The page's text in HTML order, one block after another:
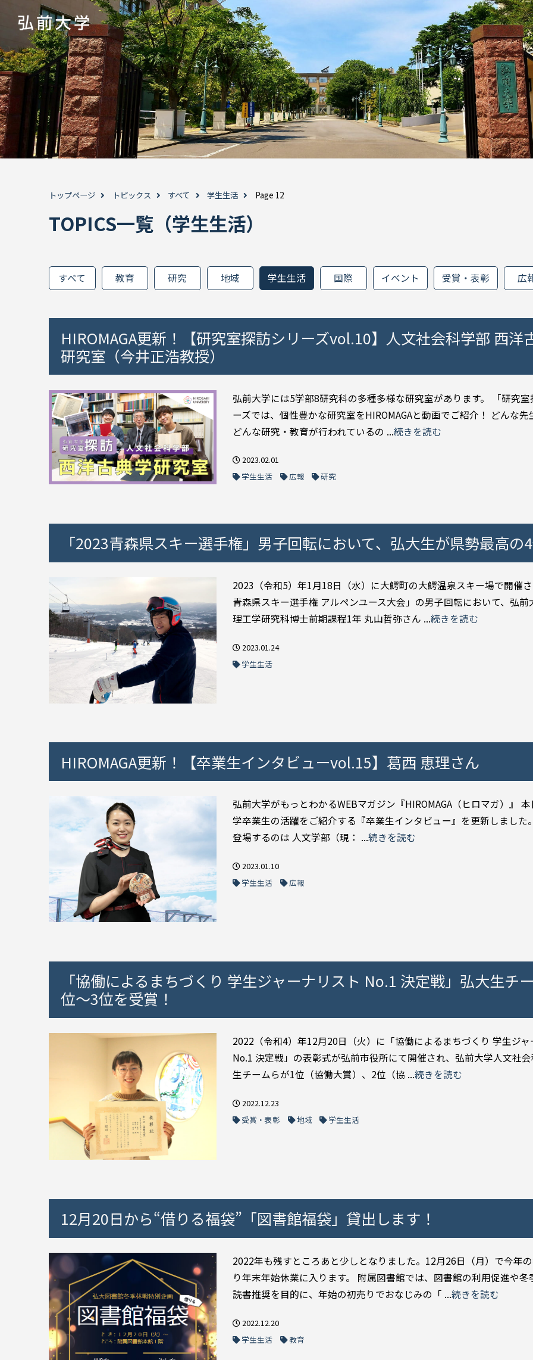
トップページ トピックス すべて 学生生活 Page 12
TOPICS一覧（学生生活）
すべて 教育 研究 地域 学生生活 国際 イベント 受賞・表彰 広
HIROMAGA更新！【研究室探訪シリーズvol.10】人文社会科学部 西洋
研究室（今井正浩教授）
弘前大学には5学部8研究科の多種多様な研究室があります。 「研究
ーズでは、個性豊かな研究室をHIROMAGAと動画でご紹介！ どんな先
どんな研究・教育が行われているの ...続きを読む
2023.02.01
学生生活
広報 研究
「2023青森県スキー選手権」男子回転において、弘大生が県勢最高の
2023（令和5）年1月18日（水）に大鰐町の大鰐温泉スキー場で開催
青森県スキー選手権 アルペンユース大会」の男子回転において、弘前
理工学研究科博士前期課程1年 丸山哲弥さん ...続きを読む
2023.01.24
学生生活
HIROMAGA更新！【卒業生インタビューvol.15】葛西 恵理さん
弘前大学がもっとわかるWEBマガジン『HIROMAGA（ヒロマガ）』
学卒業生の活躍をご紹介する『卒業生インタビュー』を更新しました
登場するのは 人文学部（現： ...続きを読む
2023.01.10
学生生活
広報
「協働によるまちづくり 学生ジャーナリスト No.1 決定戦」弘大生チ
位～3位を受賞！
2022（令和4）年12月20日（火）に「協働によるまちづくり 学生ジ
No.1 決定戦」の表彰式が弘前市役所にて開催され、弘前大学人文社
生チームらが1位（協働大賞）、2位（協 ...続きを読む
2022.12.23
受賞・表彰
地域 学生生活
12月20日から“借りる福袋”「図書館福袋」貸出します！
2022年も残すところあと少しとなりました。12月26日（月）で今年
り年末年始休業に入ります。 附属図書館では、図書館の利用促進や冬
読書推奨を目的に、年始の初売りでおなじみの「 ...続きを読む
2022.12.20
学生生活
教育